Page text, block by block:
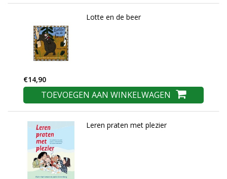
Lotte en de beer
€14,90
TOEVOEGEN AAN WINKELWAGEN
Leren praten met plezier